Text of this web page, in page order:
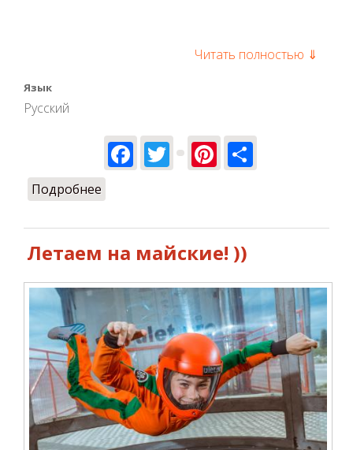
Читать полностью ⇓
Язык
Русский
Facebook
TwitterPinterest
Подробнее
Летаем на майские! ))